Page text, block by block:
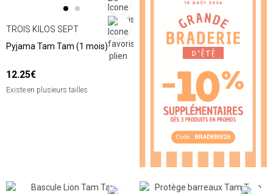
TROIS KILOS SEPT
Pyjama Tam Tam (1 mois)
12.25€
Existe en plusieurs tailles